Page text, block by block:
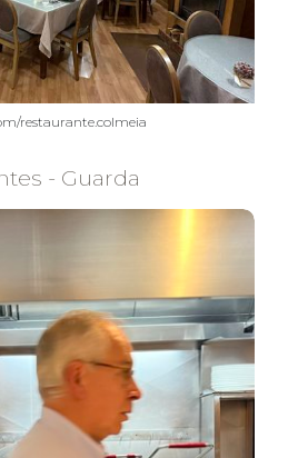
restaurante.colmeia
- Guarda